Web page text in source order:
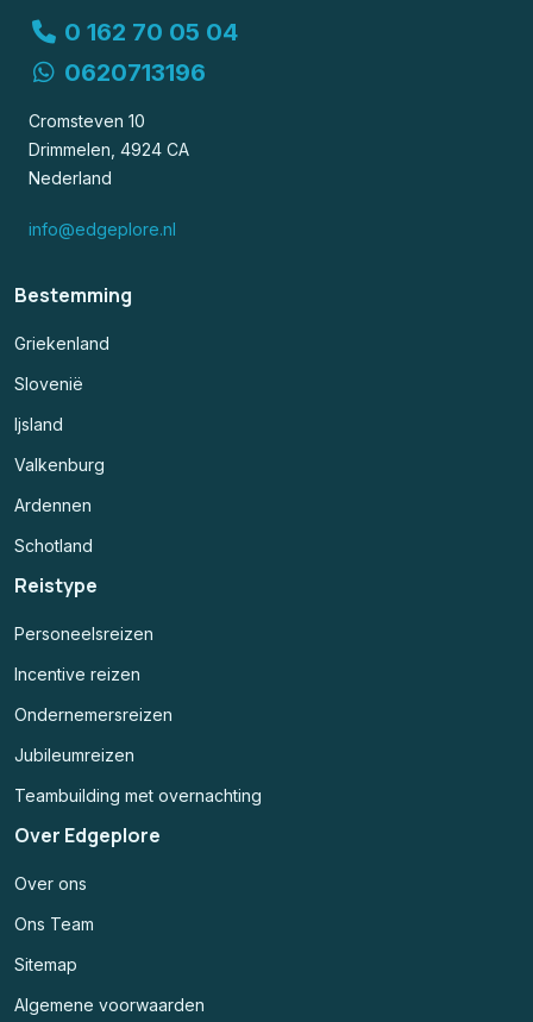
0 162 70 05 04
0620713196
Cromsteven 10
Drimmelen, 4924 CA
Nederland
info@edgeplore.nl
Bestemming
Griekenland
Slovenië
Ijsland
Valkenburg
Ardennen
Schotland
Reistype
Personeelsreizen
Incentive reizen
Ondernemersreizen
Jubileumreizen
Teambuilding met overnachting
Over Edgeplore
Over ons
Ons Team
Sitemap
Algemene voorwaarden